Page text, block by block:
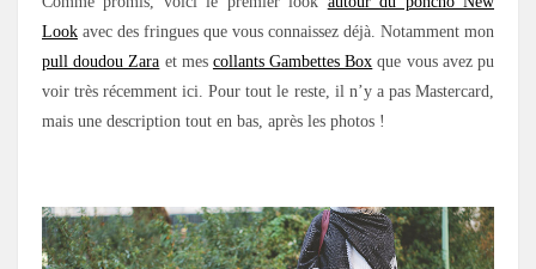
Look avec des fringues que vous connaissez déjà. Notamment mon
pull doudou Zara et mes collants Gambettes Box que vous avez pu
voir très récemment ici. Pour tout le reste, il n’y a pas Mastercard,
mais une description tout en bas, après les photos !